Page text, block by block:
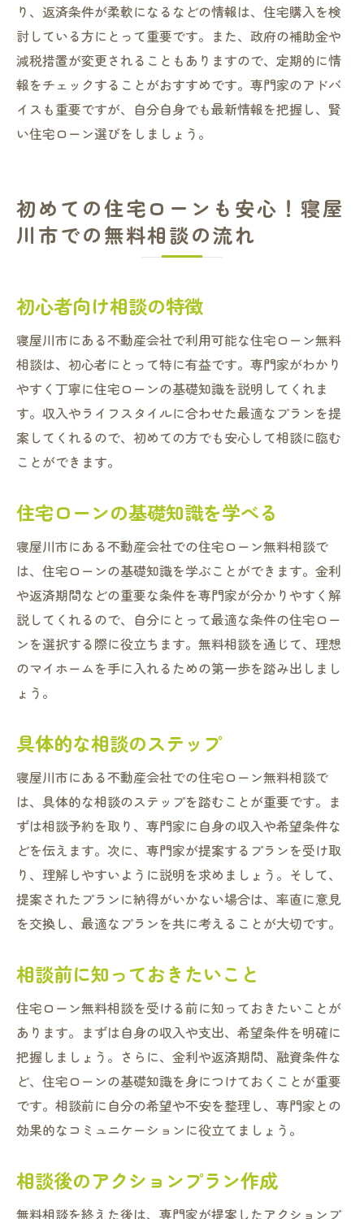
り、返済条件が柔軟になるなどの情報は、住宅購入を検
討している方にとって重要です。また、政府の補助金や
減税措置が変更されることもありますので、定期的に情
報をチェックすることがおすすめです。専門家のアドバ
イスも重要ですが、自分自身でも最新情報を把握し、賢
い住宅ローン選びをしましょう。
初めての住宅ローンも安心！寝屋
川市での無料相談の流れ
初心者向け相談の特徴
寝屋川市にある不動産会社で利用可能な住宅ローン無料
相談は、初心者にとって特に有益です。専門家がわかり
やすく丁寧に住宅ローンの基礎知識を説明してくれま
す。収入やライフスタイルに合わせた最適なプランを提
案してくれるので、初めての方でも安心して相談に臨む
ことができます。
住宅ローンの基礎知識を学べる
寝屋川市にある不動産会社での住宅ローン無料相談で
は、住宅ローンの基礎知識を学ぶことができます。金利
や返済期間などの重要な条件を専門家が分かりやすく解
説してくれるので、自分にとって最適な条件の住宅ロー
ンを選択する際に役立ちます。無料相談を通じて、理想
のマイホームを手に入れるための第一歩を踏み出しまし
ょう。
具体的な相談のステップ
寝屋川市にある不動産会社での住宅ローン無料相談で
は、具体的な相談のステップを踏むことが重要です。ま
ずは相談予約を取り、専門家に自身の収入や希望条件な
どを伝えます。次に、専門家が提案するプランを受け取
り、理解しやすいように説明を求めましょう。そして、
提案されたプランに納得がいかない場合は、率直に意見
を交換し、最適なプランを共に考えることが大切です。
相談前に知っておきたいこと
住宅ローン無料相談を受ける前に知っておきたいことが
あります。まずは自身の収入や支出、希望条件を明確に
把握しましょう。さらに、金利や返済期間、融資条件な
ど、住宅ローンの基礎知識を身につけておくことが重要
です。相談前に自分の希望や不安を整理し、専門家との
効果的なコミュニケーションに役立てましょう。
相談後のアクションプラン作成
無料相談を終えた後は、専門家が提案したアクションプ